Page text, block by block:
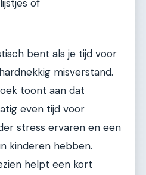
of
bent als je tijd voor
misverstand.
toont aan dat
even tijd voor
stress ervaren en een
kinderen hebben.
helpt een kort